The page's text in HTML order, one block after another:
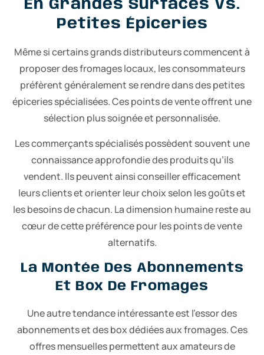
En Grandes Surfaces Vs.
Petites Épiceries
Même si certains grands distributeurs commencent à
proposer des fromages locaux, les consommateurs
préfèrent généralement se rendre dans des petites
épiceries spécialisées. Ces points de vente offrent une
sélection plus soignée et personnalisée.
Les commerçants spécialisés possèdent souvent une
connaissance approfondie des produits qu’ils
vendent. Ils peuvent ainsi conseiller efficacement
leurs clients et orienter leur choix selon les goûts et
les besoins de chacun. La dimension humaine reste au
cœur de cette préférence pour les points de vente
alternatifs.
La Montée Des Abonnements
Et Box De Fromages
Une autre tendance intéressante est l’essor des
abonnements et des box dédiées aux fromages. Ces
offres mensuelles permettent aux amateurs de